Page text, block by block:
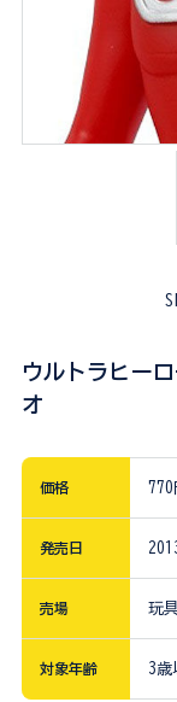
ウルトラヒー
オ
価格
発売日
売場 玩
対象年齢 3歳